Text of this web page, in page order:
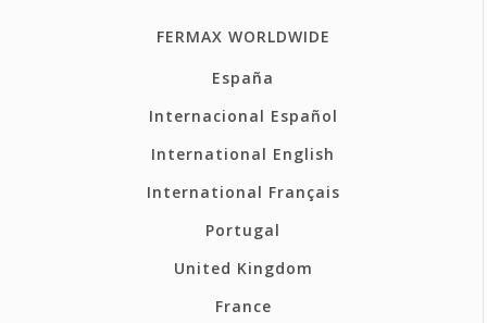
FERMAX WORLDWIDE
España
Internacional Español
International English
International Français
Portugal
United Kingdom
France